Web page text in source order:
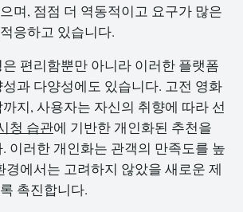
며, 점점 더 역동적이고 요구가 많은
응하고 있습니다.
편리함뿐만 아니라 이러한 플랫폼
과 다양성에도 있습니다. 고전 영화
지, 사용자는 자신의 취향에 따라 선
청 습관에 기반한 개인화된 추천을
이러한 개인화는 관객의 만족도를 높
경에서는 고려하지 않았을 새로운 제
촉진합니다.